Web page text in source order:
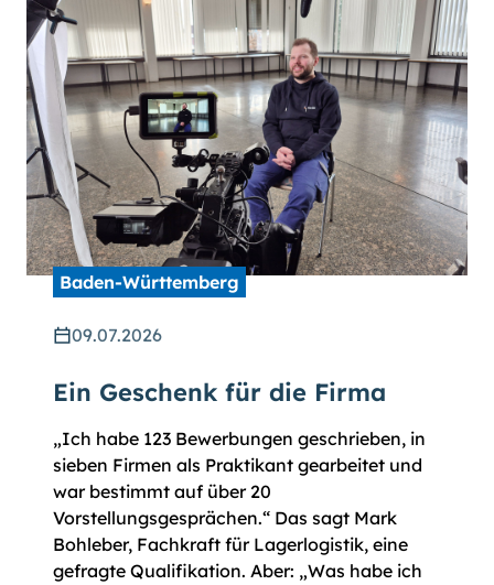
Baden-Württemberg
09.07.2026
Ein Geschenk für die Firma
„Ich habe 123 Bewerbungen geschrieben, in
sieben Firmen als Praktikant gearbeitet und
war bestimmt auf über 20
Vorstellungsgesprächen.“ Das sagt Mark
Bohleber, Fachkraft für Lagerlogistik, eine
gefragte Qualifikation. Aber: „Was habe ich